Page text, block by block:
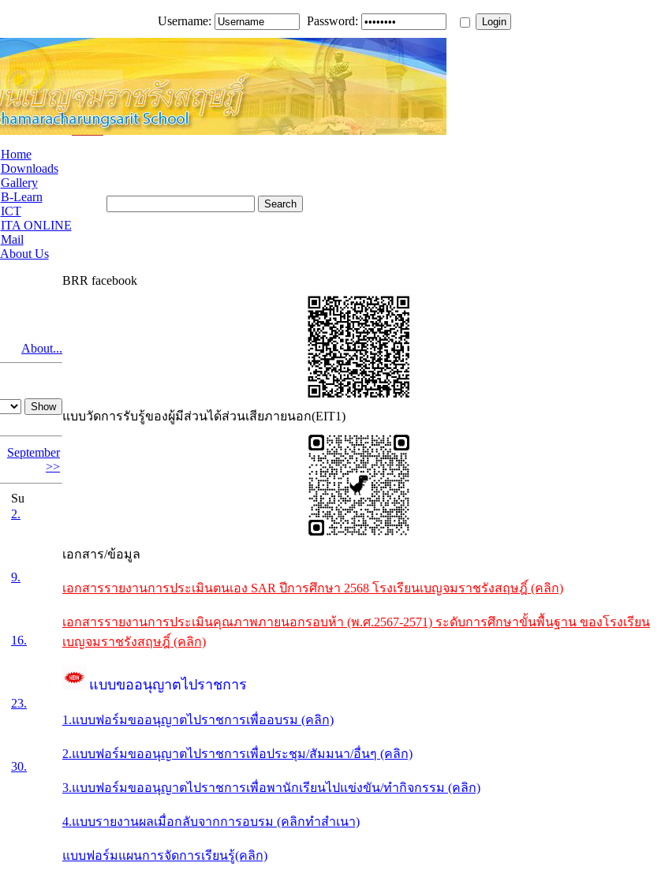
Username: Password:
Home
Downloads
Gallery
B-Learn
ICT
ITA ONLINE
Mail
About Us
About...
September
>>
Su
2.
9.
16.
23.
30.
BRR facebook
แบบวัดการรับรู้ของผู้มีส่วนได้ส่วนเสียภายนอก(EIT1)
เอกสาร/ข้อมูล
เอกสารรายงานการประเมินตนเอง SAR ปีการศึกษา 2568 โรงเรียนเบญจมราชรังสฤษฎิ์ (คลิก)
เอกสารรายงานการประเมินคุณภาพภายนอกรอบห้า (พ.ศ.2567-2571) ระดับการศึกษาขั้นพื้นฐาน ของโรงเรียน
เบญจมราชรังสฤษฎิ์ (คลิก)
แบบขออนุญาตไปราชการ
1.แบบฟอร์มขออนุญาตไปราชการเพื่ออบรม (คลิก)
2.แบบฟอร์มขออนุญาตไปราชการเพื่อประชุม/สัมมนา/อื่นๆ (คลิก)
3.แบบฟอร์มขออนุญาตไปราชการเพื่อพานักเรียนไปแข่งขัน/ทำกิจกรรม (คลิก)
4.แบบรายงานผลเมื่อกลับจากการอบรม (คลิกทำสำเนา)
แบบฟอร์มแผนการจัดการเรียนรู้(คลิก)